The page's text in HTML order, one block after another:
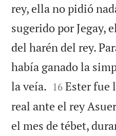
rey, ella no pidió
sugerido por Jegay,
del harén del rey.
había ganado la
la veía. 

16 Ester fue
real ante el rey
el mes de tébet,